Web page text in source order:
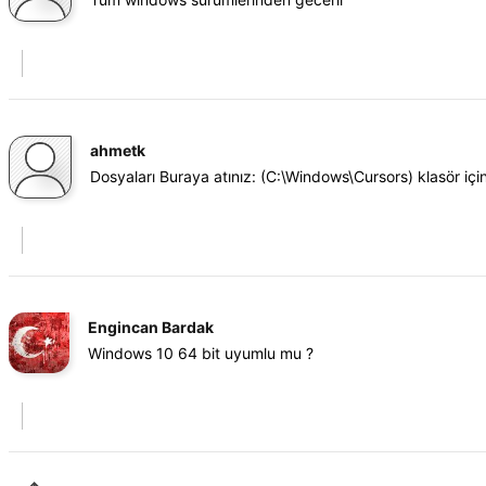
ahmetk
Dosyaları Buraya atınız: (C:\Windows\Cursors) klasör
Engincan Bardak
Windows 10 64 bit uyumlu mu ?